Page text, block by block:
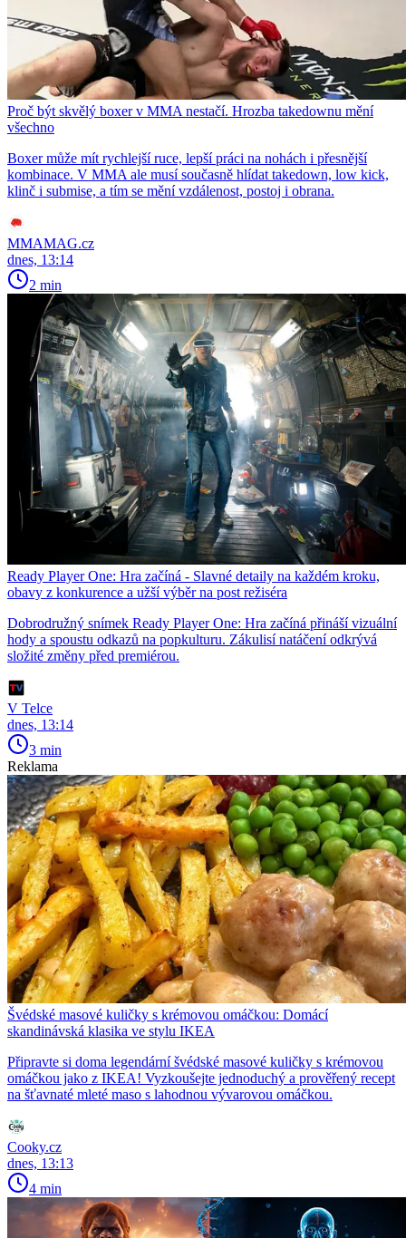
Proč být skvělý boxer v MMA nestačí. Hrozba takedownu mění
všechno
Boxer může mít rychlejší ruce, lepší práci na nohách i přesnější
kombinace. V MMA ale musí současně hlídat takedown, low kick,
klinč i submise, a tím se mění vzdálenost, postoj i obrana.
MMAMAG.cz
dnes, 13:14
2 min
Ready Player One: Hra začíná - Slavné detaily na každém kroku,
obavy z konkurence a užší výběr na post režiséra
Dobrodružný snímek Ready Player One: Hra začíná přináší vizuální
hody a spoustu odkazů na popkulturu. Zákulisí natáčení odkrývá
složité změny před premiérou.
V Telce
dnes, 13:14
3 min
Reklama
Švédské masové kuličky s krémovou omáčkou: Domácí
skandinávská klasika ve stylu IKEA
Připravte si doma legendární švédské masové kuličky s krémovou
omáčkou jako z IKEA! Vyzkoušejte jednoduchý a prověřený recept
na šťavnaté mleté maso s lahodnou vývarovou omáčkou.
Cooky.cz
dnes, 13:13
4 min